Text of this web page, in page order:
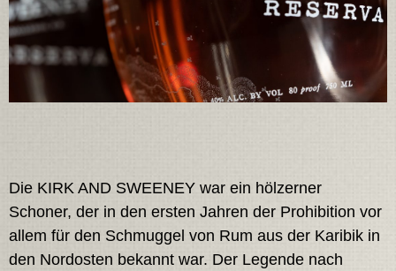
Die KIRK AND SWEENEY war ein hölzerner
Schoner, der in den ersten Jahren der Prohibition vor
allem für den Schmuggel von Rum aus der Karibik in
den Nordosten bekannt war. Der Legende nach